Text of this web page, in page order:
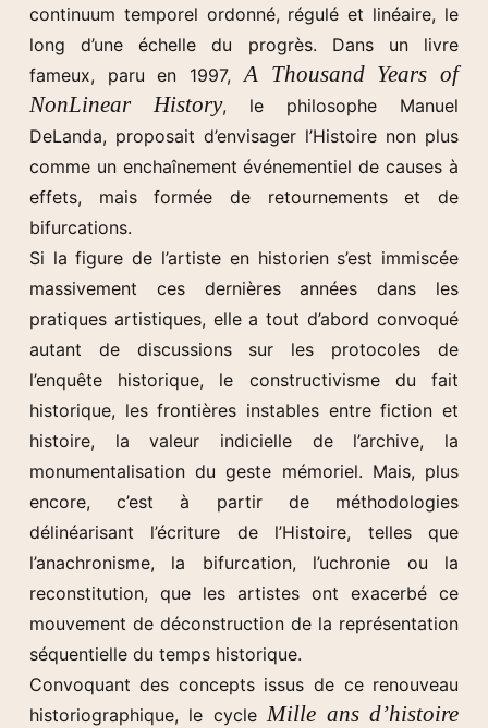
continuum temporel ordonné, régulé et linéaire, le
long d’une échelle du progrès. Dans un livre
fameux, paru en 1997, A Thousand Years of
NonLinear History, le philosophe Manuel
DeLanda, proposait d’envisager l’Histoire non plus
comme un enchaînement événementiel de causes à
effets, mais formée de retournements et de
bifurcations.
Si la figure de l’artiste en historien s’est immiscée
massivement ces dernières années dans les
pratiques artistiques, elle a tout d’abord convoqué
autant de discussions sur les protocoles de
l’enquête historique, le constructivisme du fait
historique, les frontières instables entre fiction et
histoire, la valeur indicielle de l’archive, la
monumentalisation du geste mémoriel. Mais, plus
encore, c’est à partir de méthodologies
délinéarisant l’écriture de l’Histoire, telles que
l’anachronisme, la bifurcation, l’uchronie ou la
reconstitution, que les artistes ont exacerbé ce
mouvement de déconstruction de la représentation
séquentielle du temps historique.
Convoquant des concepts issus de ce renouveau
historiographique, le cycle Mille ans d’histoire